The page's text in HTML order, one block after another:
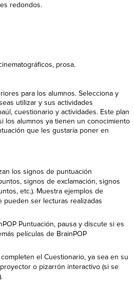
redondos.
prosa.
para los alumnos. Selecciona y
utilizar y sus actividades
cuestionario y actividades. Este plan
los alumnos ya tienen un conocimiento
que les gustaría poner en
los signos de puntuación
signos de exclamación, signos
etc.). Muestra ejemplos de
pueden ser lecturas realizadas
Puntuación, pausa y discute si es
películas de BrainPOP
el Cuestionario, ya sea en su
o pizarrón interactivo (si se